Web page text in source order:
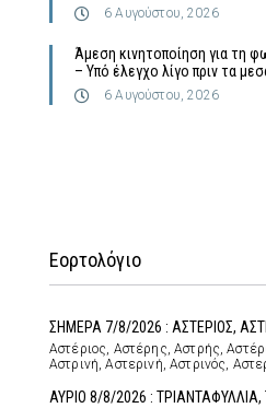
6 Αυγούστου, 2026
Άμεση κινητοποίηση για τη
– Υπό έλεγχο λίγο πριν τα
6 Αυγούστου, 2026
Εορτολόγιο
ΣΗΜΕΡΑ 7/8/2026 : ΑΣΤΕΡΙΟΣ,
Αστέριος, Αστέρης, Αστρής,
Αστρινή, Αστερινή, Αστρινός,
ΑΥΡΙΟ 8/8/2026 :